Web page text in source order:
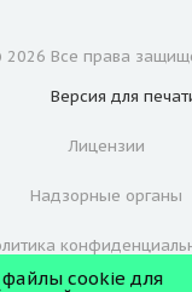
2026 Все права
Версия для
Лицензии
Надзорные органы
cookie для